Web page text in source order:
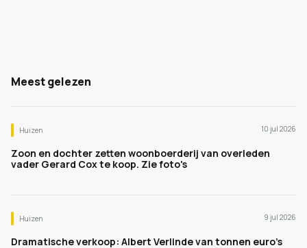
Meest gelezen
Huizen 10 jul 2026
Zoon en dochter zetten woonboerderij van overleden
vader Gerard Cox te koop. Zie foto's
Huizen 9 jul 2026
Dramatische verkoop: Albert Verlinde van tonnen euro's